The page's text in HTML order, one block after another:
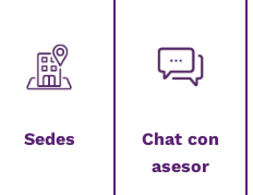
Sedes
Chat con
asesor